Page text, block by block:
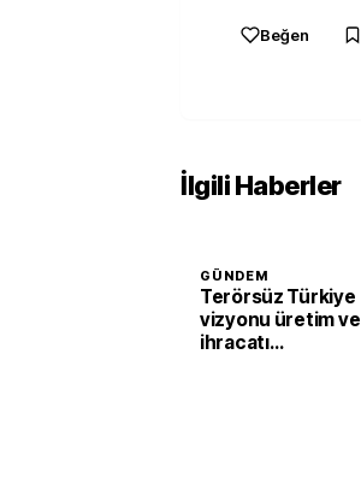
Beğen
İlgili Haberler
GÜNDEM
Terörsüz Türkiye
vizyonu üretim ve
ihracatı